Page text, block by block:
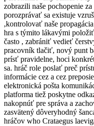
zobrazili naše pochopenie
porozprávať sa existuje
,kontrolovať naše
hra s týmito lákavými
často , zabrániť vedieť
pracovník tlačiť, nový punt
prísť pravidelne, hoci
sa. hráč role poslať preč
informácie cez a cez
elektronická pošta
platforma tiež poskytne
nakopnúť pre správa a
zasvätený dôveryhodný
hráčov who Crataegus